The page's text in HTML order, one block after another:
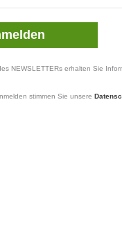
NEWSLETTERs erhalten Sie
stimmen Sie unsere